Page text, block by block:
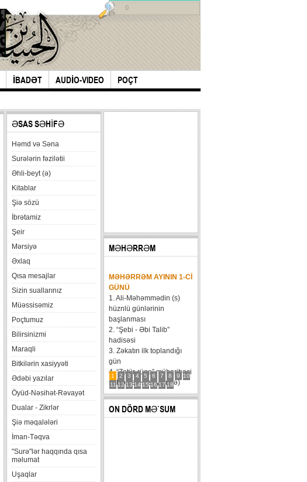
İBADƏT AUDİO-VIDEO POÇT
0
ƏSAS SƏHİFƏ
Həmd və Səna
Surələrin fəzilətii
Əhli-beyt (ə)
Kitablar
Şiə sözü
İbrətamiz
Şeir
Mərsiyə
Əxlaq
Qısa mesajlar
Sizin suallarınız
Müəssisəmiz
Poçtumuz
Bilirsinizmi
Maraqli
Bitkilərin xasiyyəti
Ədəbi yazılar
Öyüd-Nəsihət-Rəvayət
Dualar - Zikrlər
Şiə məqalələri
İman-Təqva
"Surə"lər haqqında qısa
məlumat
Uşaqlar
MƏHƏRRƏM
1 2 3 4 5 6 7 8 9
10
11 12 13 14 15 16 17 18
MƏHƏRRƏM AYININ 1-CI
GÜNÜ
1. Ali-Məhəmmədin (s)
hüznlü günlərinin
başlanması
2. “Şebi - Əbi Talib”
hadisəsi
3. Zəkatın ilk toplandığı
gün
4. “Zatür-rüqa” müharibəsi
5. Həzrət Hüseynin (ə)
karvanının Bəni Məqatilin
qəsrinə çatması
6....
ON DÖRD MƏ`SUM